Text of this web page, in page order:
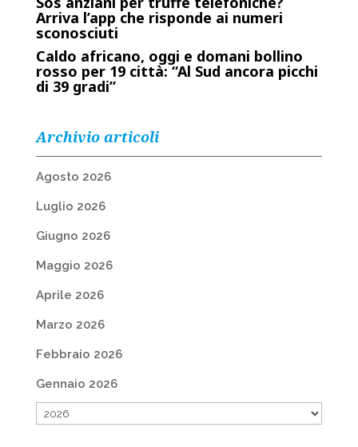
Arriva l’app che risponde ai numeri
sconosciuti
Caldo africano, oggi e domani bollino
rosso per 19 città: “Al Sud ancora picchi
di 39 gradi”
Archivio articoli
Agosto 2026
Luglio 2026
Giugno 2026
Maggio 2026
Aprile 2026
Marzo 2026
Febbraio 2026
Gennaio 2026